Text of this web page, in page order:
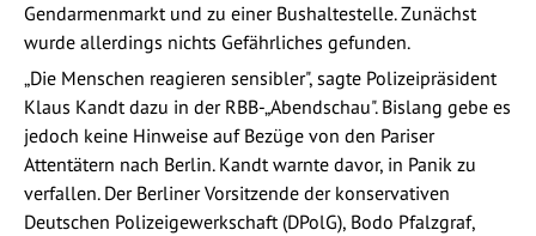
Gendarmenmarkt und zu einer Bushaltestelle. Zunächst
wurde allerdings nichts Gefährliches gefunden.
„Die Menschen reagieren sensibler", sagte Polizeipräsident
Klaus Kandt dazu in der RBB-„Abendschau". Bislang gebe es
jedoch keine Hinweise auf Bezüge von den Pariser
Attentätern nach Berlin. Kandt warnte davor, in Panik zu
verfallen. Der Berliner Vorsitzende der konservativen
Deutschen Polizeigewerkschaft (DPolG), Bodo Pfalzgraf,